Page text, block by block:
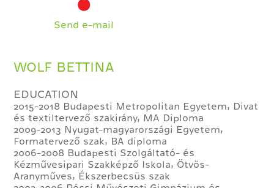
Send e-mail
WOLF BETTINA
EDUCATION
2015-2018 Budapesti Metropolitan Egyetem, Divat
és textiltervező szakirány, MA Diploma
2009-2013 Nyugat-magyarországi Egyetem,
Formatervező szak, BA diploma
2006-2008 Budapesti Szolgáltató- és
Kézművesipari Szakképző Iskola, Ötvös-
Aranyműves, Ékszerbecsüs szak